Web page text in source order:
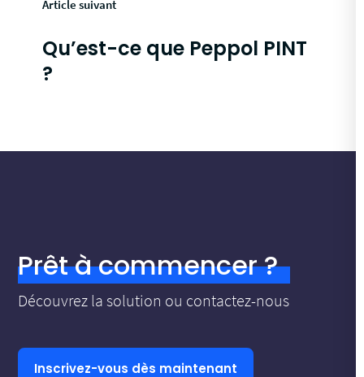
Article suivant
Qu’est-ce que Peppol PINT
?
Prêt à commencer ?
Découvrez la solution ou contactez-nous
Inscrivez-vous dès maintenant